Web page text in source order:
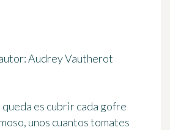
Audrey Vautherot
es cubrir cada gofre
unos cuantos tomates